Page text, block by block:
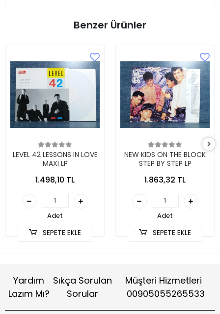
Benzer Ürünler
LEVEL 42 LESSONS IN LOVE
MAXI LP
1.498,10 TL
Adet
SEPETE EKLE
NEW KIDS ON THE BLOCK
STEP BY STEP LP
1.863,32 TL
Adet
SEPETE EKLE
Yardım
Lazım Mı?
Sıkça Sorulan
Sorular
Müşteri Hizmetleri
00905055265533